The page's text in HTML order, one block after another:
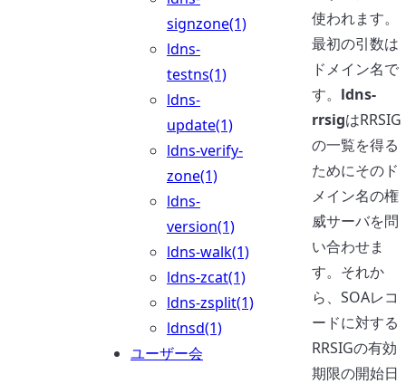
signzone(1)
ldns-
testns(1)
ldns-
update(1)
ldns-verify-
zone(1)
ldns-
version(1)
ldns-walk(1)
ldns-zcat(1)
ldns-zsplit(1)
ldnsd(1)
ユーザー会
使われます。
最初の引数は
ドメイン名で
す。 ldns-
rrsigはRRSIG
の一覧を得る
ためにそのド
メイン名の権
威サーバを問
い合わせま
す。それか
ら、SOAレコ
ードに対する
RRSIGの有効
期限の開始日